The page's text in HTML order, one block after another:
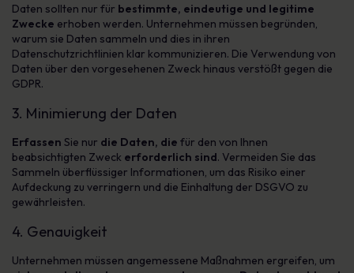
Daten sollten nur für bestimmte, eindeutige und legitime
Zwecke erhoben werden. Unternehmen müssen begründen,
warum sie Daten sammeln und dies in ihren
Datenschutzrichtlinien klar kommunizieren. Die Verwendung von
Daten über den vorgesehenen Zweck hinaus verstößt gegen die
GDPR.
3. Minimierung der Daten
Erfassen Sie nur die Daten, die für den von Ihnen
beabsichtigten Zweck erforderlich sind. Vermeiden Sie das
Sammeln überflüssiger Informationen, um das Risiko einer
Aufdeckung zu verringern und die Einhaltung der DSGVO zu
gewährleisten.
4. Genauigkeit
Unternehmen müssen angemessene Maßnahmen ergreifen, um